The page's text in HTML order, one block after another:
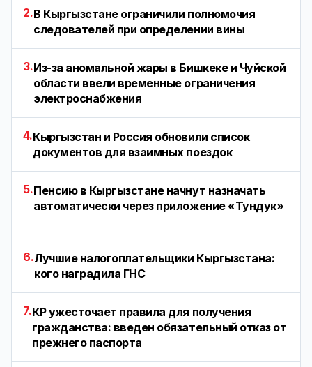
2.В Кыргызстане ограничили полномочия
следователей при определении вины
3.Из-за аномальной жары в Бишкеке и Чуйской
области ввели временные ограничения
электроснабжения
4.Кыргызстан и Россия обновили список
документов для взаимных поездок
5.Пенсию в Кыргызстане начнут назначать
автоматически через приложение «Тундук»
6.Лучшие налогоплательщики Кыргызстана:
кого наградила ГНС
7.КР ужесточает правила для получения
гражданства: введен обязательный отказ от
прежнего паспорта